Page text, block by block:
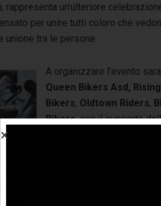
rappresenta un’ulteriore
per unire tutti coloro che
tra le persone.
A organizzare l’evento
Queen Bikers Asd,
Bikers, Oldtown Riders,
Bikers,con il supporto